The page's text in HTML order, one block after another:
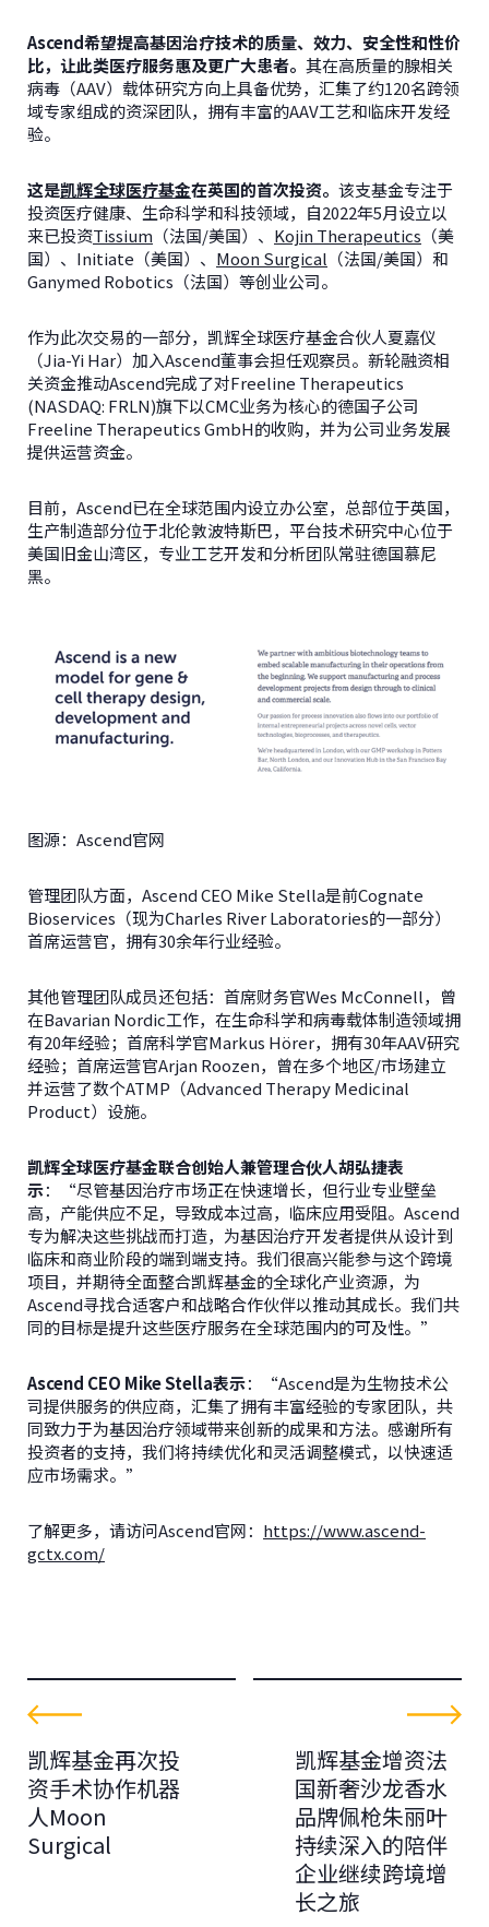
Ascend希望提高基因治疗技术的质量、效力、安全性和性价
比，让此类医疗服务惠及更广大患者。 其在高质量的腺相关
病毒（AAV）载体研究方向上具备优势，汇集了约120名跨领
域专家组成的资深团队，拥有丰富的AAV工艺和临床开发经
验。
这是凯辉全球医疗基金在英国的首次投资。 该支基金专注于
投资医疗健康、生命科学和科技领域，自2022年5月设立以
来已投资Tissium （法国/美国）、 Kojin Therapeutics （美
国）、Initiate（美国）、 Moon Surgical （法国/美国）和
Ganymed Robotics（法国）等创业公司。
作为此次交易的一部分，凯辉全球医疗基金合伙人夏嘉仪
（Jia-Yi Har）加入Ascend董事会担任观察员。新轮融资相
关资金推动Ascend完成了对Freeline Therapeutics
(NASDAQ: FRLN)旗下以CMC业务为核心的德国子公司
Freeline Therapeutics GmbH的收购，并为公司业务发展
提供运营资金。
目前，Ascend已在全球范围内设立办公室，总部位于英国，
生产制造部分位于北伦敦波特斯巴，平台技术研究中心位于
美国旧金山湾区，专业工艺开发和分析团队常驻德国慕尼
黑。
图源：Ascend官网
管理团队方面，Ascend CEO Mike Stella是前Cognate
Bioservices（现为Charles River Laboratories的一部分）
首席运营官，拥有30余年行业经验。
其他管理团队成员还包括：首席财务官Wes McConnell，曾
在Bavarian Nordic工作，在生命科学和病毒载体制造领域拥
有20年经验；首席科学官Markus Hörer，拥有30年AAV研究
经验；首席运营官Arjan Roozen，曾在多个地区/市场建立
并运营了数个ATMP（Advanced Therapy Medicinal
Product）设施。
凯辉全球医疗基金联合创始人兼管理合伙人胡弘捷表
示：“尽管基因治疗市场正在快速增长，但行业专业壁垒
高，产能供应不足，导致成本过高，临床应用受阻。Ascend
专为解决这些挑战而打造，为基因治疗开发者提供从设计到
临床和商业阶段的端到端支持。我们很高兴能参与这个跨境
项目，并期待全面整合凯辉基金的全球化产业资源，为
Ascend寻找合适客户和战略合作伙伴以推动其成长。我们共
同的目标是提升这些医疗服务在全球范围内的可及性。”
Ascend CEO Mike Stella表示：“Ascend是为生物技术公
司提供服务的供应商，汇集了拥有丰富经验的专家团队，共
同致力于为基因治疗领域带来创新的成果和方法。感谢所有
投资者的支持，我们将持续优化和灵活调整模式，以快速适
应市场需求。”
了解更多，请访问Ascend官网： https://www.ascend-
gctx.com/
凯辉基金再次投
资手术协作机器
人Moon
Surgical
凯辉基金增资法
国新奢沙龙香水
品牌佩枪朱丽叶
持续深入的陪伴
企业继续跨境增
长之旅